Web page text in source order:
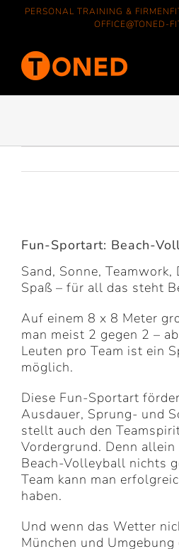
ZumPERSONAL TRAINING &
OFFICE@TONED-
grösseres
Bild
Fun-Sportart: Beach-
Sand, Sonne,
Spaß – für all das steht
Auf einem 8 x 8 Meter
man meist 2 gegen 2 –
Leuten pro Team ist ein
möglich.
Diese Fun-Sportart
Ausdauer, Sprung- und
stellt auch den
Vordergrund. Denn
Beach-Volleyball nichts
Team kann man
haben.
Und wenn das Wetter
München und